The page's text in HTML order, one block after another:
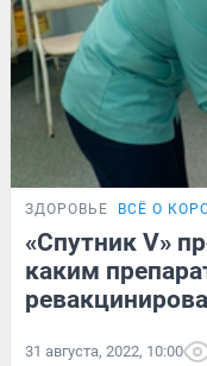
ЗДОРОВЬЕ ВСЁ О
«Спутник V»
каким
31 августа, 2022, 10:00